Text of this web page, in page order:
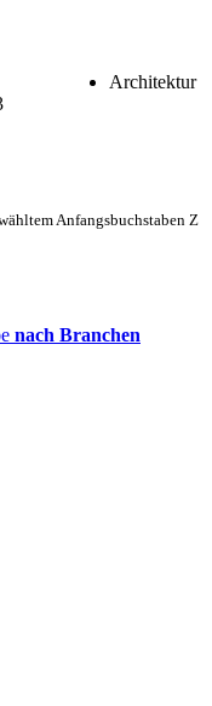
Architektur
Anfangsbuchstaben Z
nach Branchen